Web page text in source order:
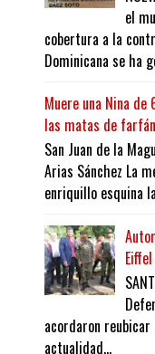
el
cobertura a la
Dominicana se ha
Muere una Nina
las matas de farfán
San Juan de la
Arias Sánchez La
enriquillo esquina
acordaron
actualidad...